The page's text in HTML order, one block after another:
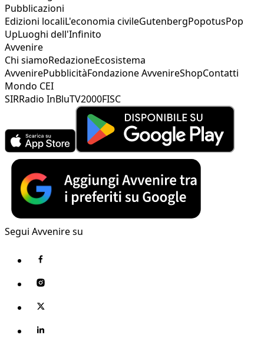
Pubblicazioni
Edizioni localiL'economia civileGutenbergPopotusPop
UpLuoghi dell'Infinito
Avvenire
Chi siamoRedazioneEcosistema
AvvenirePubblicitàFondazione AvvenireShopContatti
Mondo CEI
SIRRadio InBluTV2000FISC
Segui Avvenire su